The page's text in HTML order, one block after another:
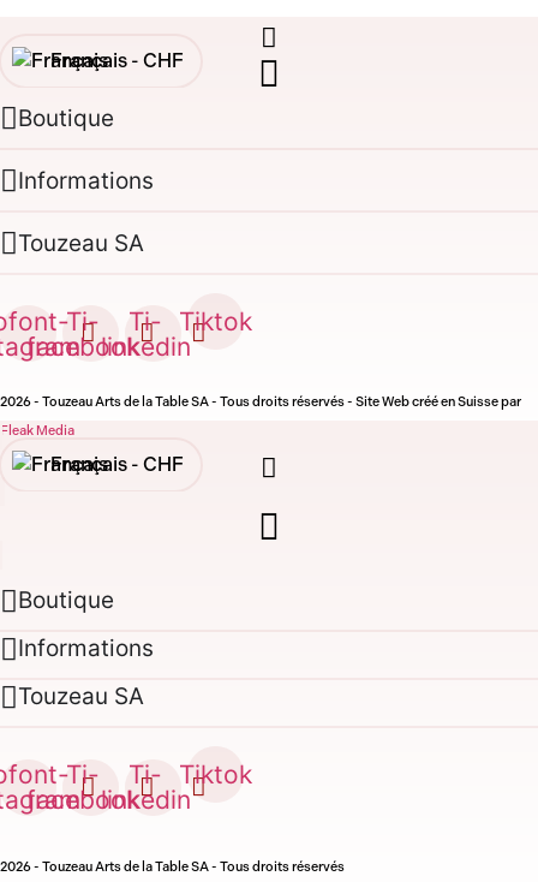
Français - CHF
English -
Français - €
Boutique
Informations
Touzeau SA
Ti-
facebook
Ti-
linkedin
Tiktok
2026 - Touzeau Arts de la Table SA - Tous droits réservés - Site Web créé en Suisse par
Fleak Media
Français - CHF
Boutique
Informations
Touzeau SA
Ti-
facebook
Ti-
linkedin
Tiktok
2026 - Touzeau Arts de la Table SA - Tous droits réservés